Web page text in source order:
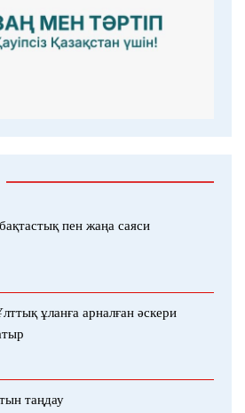
пен жаңа саяси
ұланға арналған әскери
таңдау